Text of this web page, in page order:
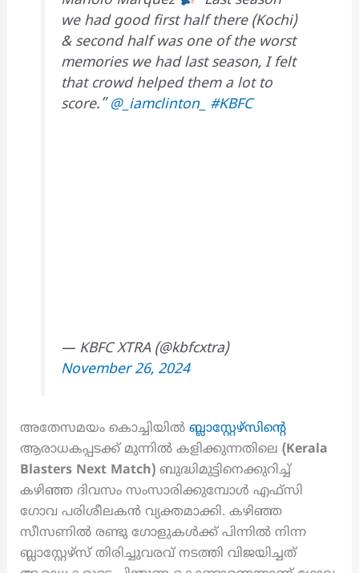
we had good first half there (Kochi)
& second half was one of the worst
memories we had last season, I felt
that crowd helped them a lot to
score.” @_iamclinton_ #KBFC
— KBFC XTRA (@kbfcxtra)
November 26, 2024
അതേസമയം കൊച്ചിയിൽ ബ്ലാസ്റ്റേഴ്‌സിന്റെ
ആരാധകപ്പടക്ക് മുന്നിൽ കളിക്കുന്നതിലെ (Kerala
Blasters Next Match)ബുദ്ധിമുട്ടിനെക്കുറിച്ച്
കഴിഞ്ഞ ദിവസം സംസാരിക്കുമ്പോൾ എഫ്‌സി
ഗോവ പരിശീലകൻ വ്യക്തമാക്കി. കഴിഞ്ഞ
സീസണിൽ രണ്ടു ഗോളുകൾക്ക് പിന്നിൽ നിന്ന
ബ്ലാസ്റ്റേഴ്‌സ് തിരിച്ചുവരവ് നടത്തി വിജയിച്ചത്